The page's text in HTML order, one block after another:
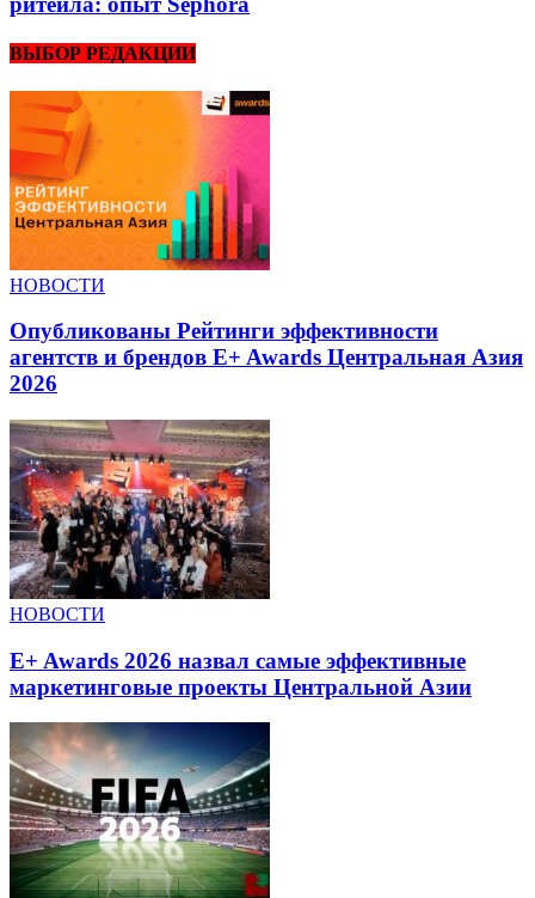
ВЫБОР РЕДАКЦИИ
НОВОСТИ
Опубликованы Рейтинги эффективности
агентств и брендов E+ Awards Центральная Азия
2026
НОВОСТИ
E+ Awards 2026 назвал самые эффективные
маркетинговые проекты Центральной Азии